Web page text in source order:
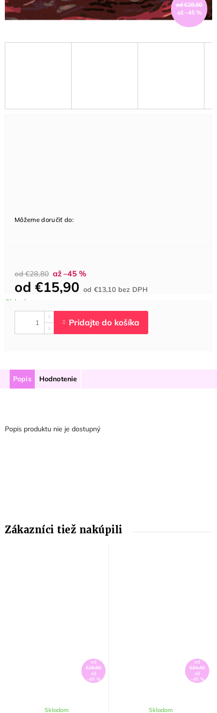
od €28,80
až –45 %
od €28,80 až –45 %
od €15,90 od€13,10 bez DPHcena:
Môžeme doručiť do:
Popis Hodnotenie
Popis produktu nie je dostupný
od
€28,80
až
–45 %
Skladom
od
€34,40
až
–45 %
Skladom